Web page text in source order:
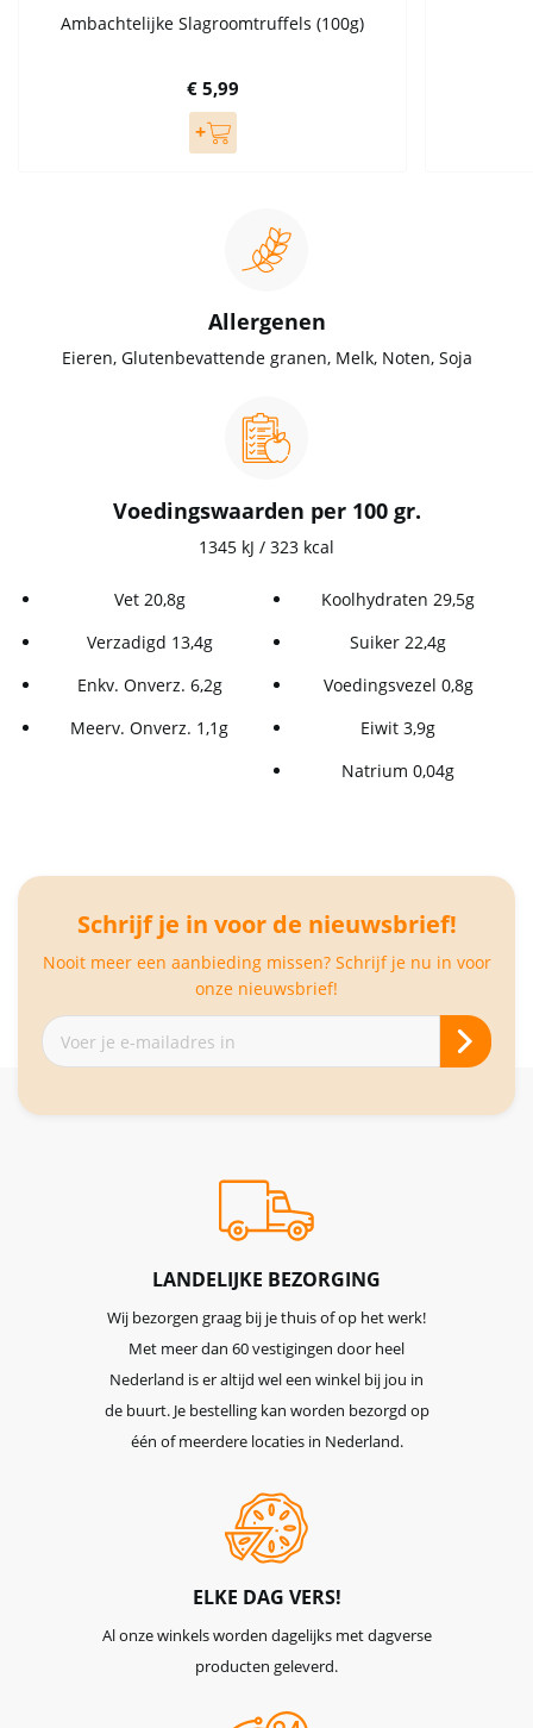
Ambachtelijke Slagroomtruffels (100g)
€ 5,99
Allergenen
Eieren, Glutenbevattende granen, Melk, Noten, Soja
Voedingswaarden per 100 gr.
1345 kJ / 323 kcal
Vet 20,8g
Verzadigd 13,4g
Enkv. Onverz. 6,2g
Meerv. Onverz. 1,1g
Koolhydraten 29,5g
Suiker 22,4g
Voedingsvezel 0,8g
Eiwit 3,9g
Natrium 0,04g
Schrijf je in voor de nieuwsbrief!
Nooit meer een aanbieding missen? Schrijf je nu in voor
onze nieuwsbrief!
Abonneer
je
LANDELIJKE BEZORGING
Wij bezorgen graag bij je thuis of op het werk!
Met meer dan 60 vestigingen door heel
Nederland is er altijd wel een winkel bij jou in
de buurt. Je bestelling kan worden bezorgd op
één of meerdere locaties in Nederland.
ELKE DAG VERS!
Al onze winkels worden dagelijks met dagverse
producten geleverd.